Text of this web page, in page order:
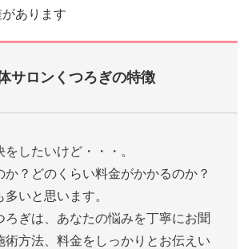
あります
サロンくつろぎの特徴
したいけど・・・。
か？どのくらい料金がかかるのか？
いと思います。
ろぎは、あなたの悩みを丁寧にお聞
術方法、料金をしっかりとお伝えい